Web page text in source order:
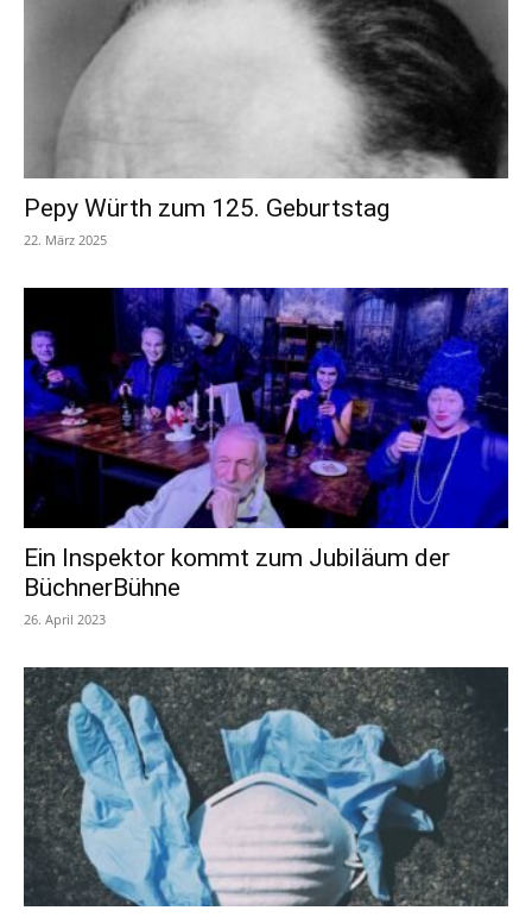
Pepy Würth zum 125. Geburtstag
22. März 2025
Ein Inspektor kommt zum Jubiläum der
BüchnerBühne
26. April 2023